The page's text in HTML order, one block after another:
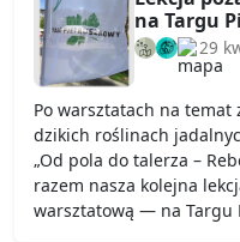
na Targu
29
Po warsztatach na
dzikich roślinach
„Od pola do talerza –
razem nasza kolejna
warsztatową — na Targu